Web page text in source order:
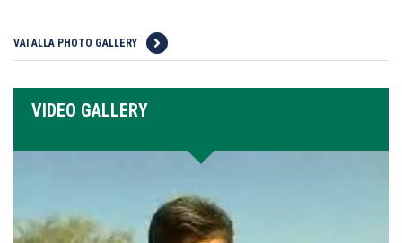
VAI ALLA PHOTO GALLERY
VIDEO GALLERY